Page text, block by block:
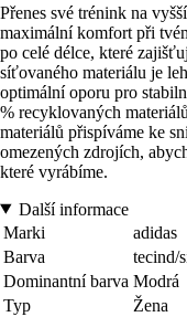
Přenes své trénink na
maximální komfort při
po celé délce, které
síťovaného materiálu je
optimální oporu pro
% recyklovaných
materiálů přispíváme ke
omezených zdrojích,
které vyrábíme.
Další informace
Marki
adidas
Barva
tecind/
Dominantní barva Modrá
Typ
Žena